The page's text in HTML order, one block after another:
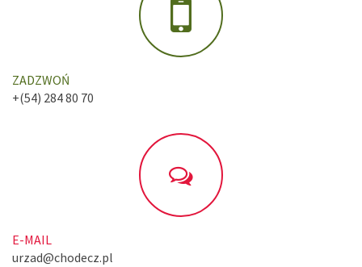
ZADZWOŃ
+(54) 284 80 70
E-MAIL
urzad@chodecz.pl